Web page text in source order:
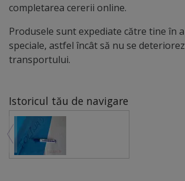
completarea cererii online.
Produsele sunt expediate către tine în
speciale, astfel încât să nu se
transportului.
Istoricul tău de navigare